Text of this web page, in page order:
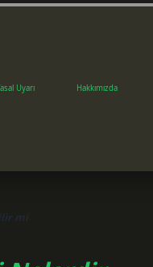
Uyarı Hakkımızda
mi